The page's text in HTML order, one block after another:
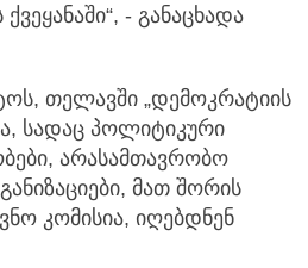
- განაცხადა
თელავში „დემოკრატიის
სადაც პოლიტიკური
არასამთავრობო
მათ შორის
კომისია, იღებდნენ